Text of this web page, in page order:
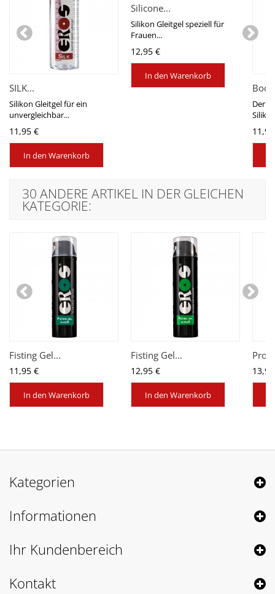
SILK...
Silikon Gleitgel für ein
unvergleichbar...
11,95 €
In den Warenkorb
Silicone...
Silikon Gleitgel speziell für
Frauen...
12,95 €
In den Warenkorb
Der
30 ANDERE ARTIKEL IN DER GLEICHEN
KATEGORIE:
Fisting Gel...
11,95 €
In den Warenkorb
Fisting Gel...
12,95 €
In den Warenkorb
Kategorien
Informationen
Ihr Kundenbereich
Kontakt